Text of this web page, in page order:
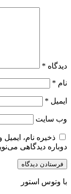
دیدگاه *
نام *
ایمیل *
وب‌ سایت
ذخیره نام،
دوباره دیدگاهی
با وتوس استور